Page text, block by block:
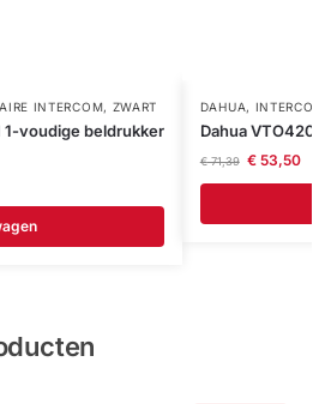
INTERCOM, ZWART
1-voudige beldrukker
DAHUA,
Dahua
€71,39 €53,50